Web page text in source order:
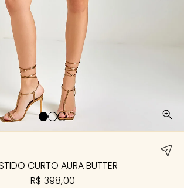
CURTO AURA BUTTER
R$ 398,00